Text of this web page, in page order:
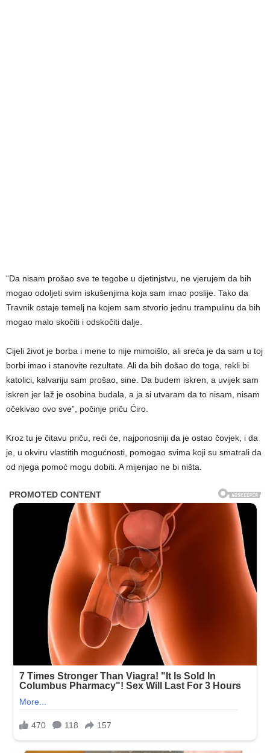
“Da nisam prošao sve te tegobe u djetinjstvu, ne vjerujem da bih
mogao odoljeti svim iskušenjima koja sam imao poslije. Tako da
Travnik ostaje temelj na kojem sam stvorio jednu trampulinu da bih
mogao malo skočiti i odskočiti dalje.
Cijeli život je borba i mene to nije mimoišlo, ali sreća je da sam u toj
borbi imao i stanovite rezultate. Ali da bih došao do toga, rekli bi
katolici, kalvariju sam prošao, sine. Da budem iskren, a uvijek sam
iskren jer laž je osobina budala, a ja si utvaram da to nisam, nisam
očekivao ovo sve”, počinje priču Ćiro.
Kroz tu je čitavu priču, reći će, najponosniji da je ostao čovjek, i da
je, u okviru vlastitih mogućnosti, pomogao svima koji su smatrali da
od njega pomoć mogu dobiti. A mijenjao ne bi ništa.